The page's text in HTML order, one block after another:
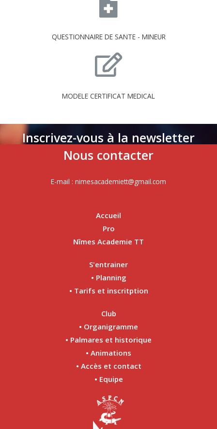
QUESTIONNAIRE DE SANTE - MINEUR
MODELE CERTIFICAT MEDICAL
Inscrivez-vous à la newsletter
Nous contacter
E-mail : nimesacademiett@gmail.com
Accueil
Pro
Nîmes Academie TT
S'entrainer
• Planning
• Tarifs et inscritption
Club
• Organigramme
• Palmares et historique
• Animations
• Accès et contact
• Equipe